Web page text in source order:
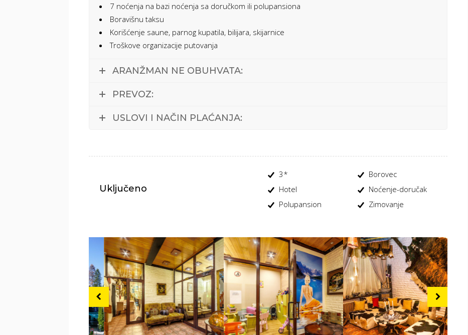
7 noćenja na bazi noćenja sa doručkom ili polupansiona
Boravišnu taksu
Korišćenje saune, parnog kupatila, bilijara, skijarnice
Troškove organizacije putovanja
ARANŽMAN NE OBUHVATA:
PREVOZ:
USLOVI I NAČIN PLAĆANJA:
Uključeno
3*
Borovec
Hotel
Noćenje-doručak
Polupansion
Zimovanje